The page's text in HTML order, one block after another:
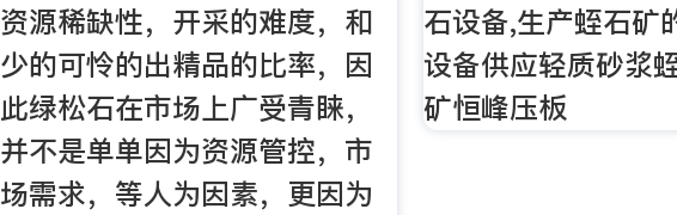
资源稀缺性，开采的难度，和
少的可怜的出精品的比率，因
此绿松石在市场上广受青睐，
并不是单单因为资源管控，市
场需求，等人为因素，更因为
石设备,生产蛭石矿
设备供应轻质砂浆
矿恒峰压板